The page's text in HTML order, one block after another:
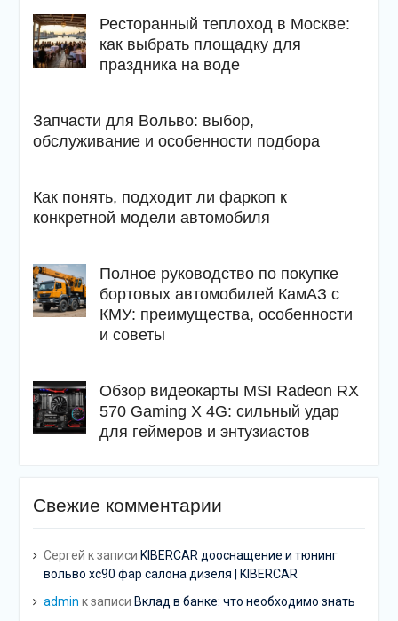
Ресторанный теплоход в Москве:
как выбрать площадку для
праздника на воде
Запчасти для Вольво: выбор,
обслуживание и особенности подбора
Как понять, подходит ли фаркоп к
конкретной модели автомобиля
Полное руководство по покупке
бортовых автомобилей КамАЗ с
КМУ: преимущества, особенности
и советы
Обзор видеокарты MSI Radeon RX
570 Gaming X 4G: сильный удар
для геймеров и энтузиастов
Свежие комментарии
Сергей к записи KIBERCAR дооснащение и тюнинг
вольво хс90 фар салона дизеля | KIBERCAR
admin к записи Вклад в банке: что необходимо знать